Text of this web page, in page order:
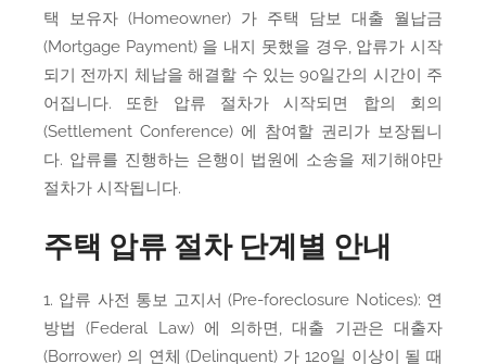
택 보유자 (Homeowner) 가 주택 담보 대출 월납금
(Mortgage Payment) 을 내지 못했을 경우, 압류가 시작
되기 전까지 체납을 해결할 수 있는 90일간의 시간이 주
어집니다. 또한 압류 절차가 시작되면 합의 회의
(Settlement Conference) 에 참여할 권리가 보장됩니
다. 압류를 진행하는 은행이 법원에 소송을 제기해야만
절차가 시작됩니다.
주택 압류 절차 단계별 안내
1. 압류 사전 통보 고지서 (Pre-foreclosure Notices): 연
방법 (Federal Law) 에 의하면, 대출 기관은 대출자
(Borrower) 의 연체 (Delinquent) 가 120일 이상이 될 때